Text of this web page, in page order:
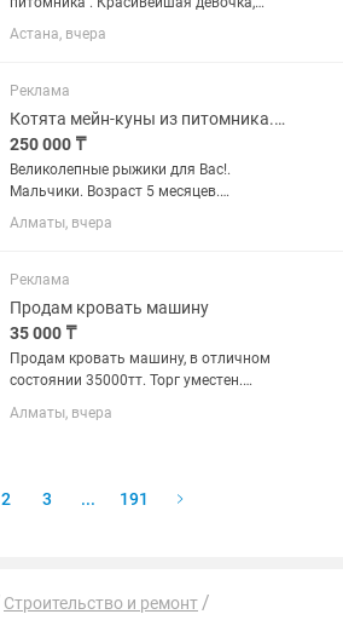
обучена всем кошачьим
премудростям,ласковая, игривая и не
голубой дым.
Вакцинирована,обработана...
Астана, вчера
Реклама
Котята мейн-куны из питомника. Рассрочка 0-0-12.
250 000 ₸
Великолепные рыжики для Вас!.
Мальчики. Возраст 5 месяцев.
Крупные, с хорошим крепким костяком
, толстолапые и пухлощекие. Яркие
Вакцинированы, обработаны от...
Алматы, вчера
Реклама
Продам кровать машину
35 000 ₸
Продам кровать машину, в отличном
состоянии 35000тт. Торг уместен.
место для хранения игрушек или
Алматы, вчера
2 3 ... 191
Строительство и ремонт